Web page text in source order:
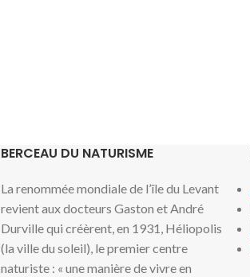
BERCEAU DU NATURISME
La renommée mondiale de l’île du Levant
revient aux docteurs Gaston et André
Durville qui créèrent, en 1931, Héliopolis
(la ville du soleil), le premier centre
naturiste : « une manière de vivre en